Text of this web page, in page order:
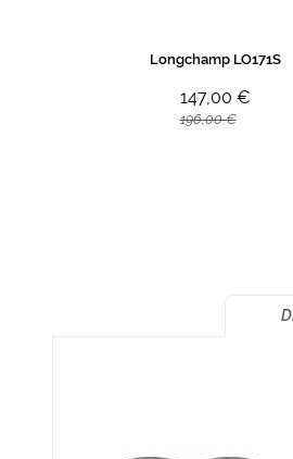
Longchamp LO171S
147,00 €
196,00 €